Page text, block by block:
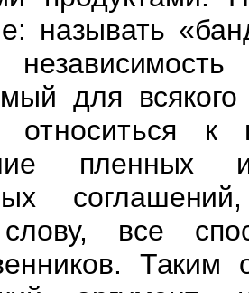
называть
для
относиться
пленных
все
Таким